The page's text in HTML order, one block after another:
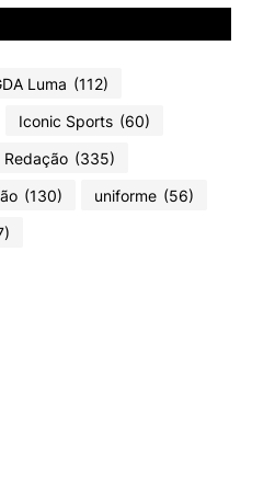
Luma (112)
Iconic Sports (60)
Redação (335)
(130) uniforme (56)